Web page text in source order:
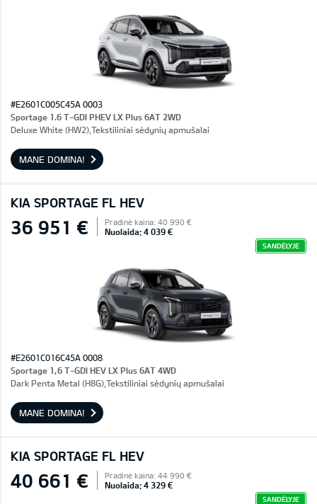
#E2601C005C45A 0003
Sportage 1.6 T-GDI PHEV LX Plus 6AT 2WD
Deluxe White (HW2),Tekstiliniai sėdynių apmušalai
MANE DOMINA!
KIA SPORTAGE FL HEV
36 951 € Pradinė kaina: 40 990 €
Nuolaida: 4 039 €
SANDĖLYJE
#E2601C016C45A 0008
Sportage 1,6 T-GDI HEV LX Plus 6AT 4WD
Dark Penta Metal (H8G),Tekstiliniai sėdynių apmušalai
MANE DOMINA!
KIA SPORTAGE FL HEV
40 661 € Pradinė kaina: 44 990 €
Nuolaida: 4 329 €
SANDĖLYJE